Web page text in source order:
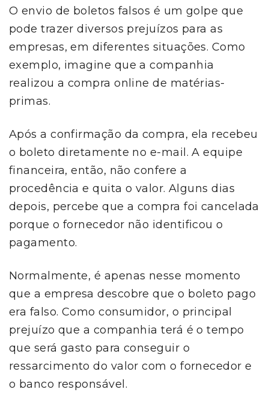
O envio de boletos falsos é um golpe que
pode trazer diversos prejuízos para as
empresas, em diferentes situações. Como
exemplo, imagine que a companhia
realizou a compra online de matérias-
primas.
Após a confirmação da compra, ela recebeu
o boleto diretamente no e-mail. A equipe
financeira, então, não confere a
procedência e quita o valor. Alguns dias
depois, percebe que a compra foi cancelada
porque o fornecedor não identificou o
pagamento.
Normalmente, é apenas nesse momento
que a empresa descobre que o boleto pago
era falso. Como consumidor, o principal
prejuízo que a companhia terá é o tempo
que será gasto para conseguir o
ressarcimento do valor com o fornecedor e
o banco responsável.